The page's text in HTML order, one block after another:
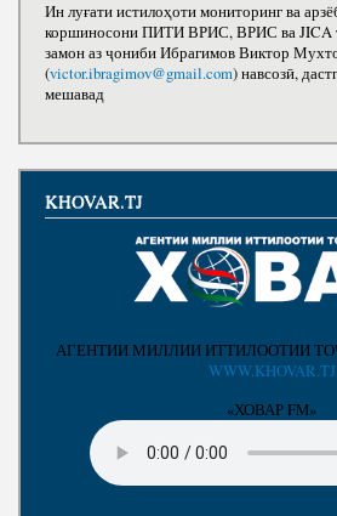
Ин луғати истилоҳоти мониторинг ва
коршиносони ПИТИ ВРИС, ВРИС ва JICA
замон аз ҷониби Ибрагимов Виктор
(victor.ibragimov@gmail.com) навсозӣ,
мешавад
KHOVAR.TJ
АГЕНТИИ МИЛЛИИ ИТТИЛООТИИ
WWW.KHOVAR.TJ
«ХОВАР FM»